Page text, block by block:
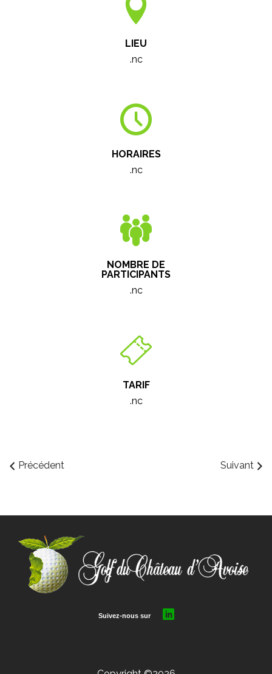
LIEU
.nc
HORAIRES
.nc
NOMBRE DE
PARTICIPANTS
.nc
TARIF
.nc
Précédent Suivant